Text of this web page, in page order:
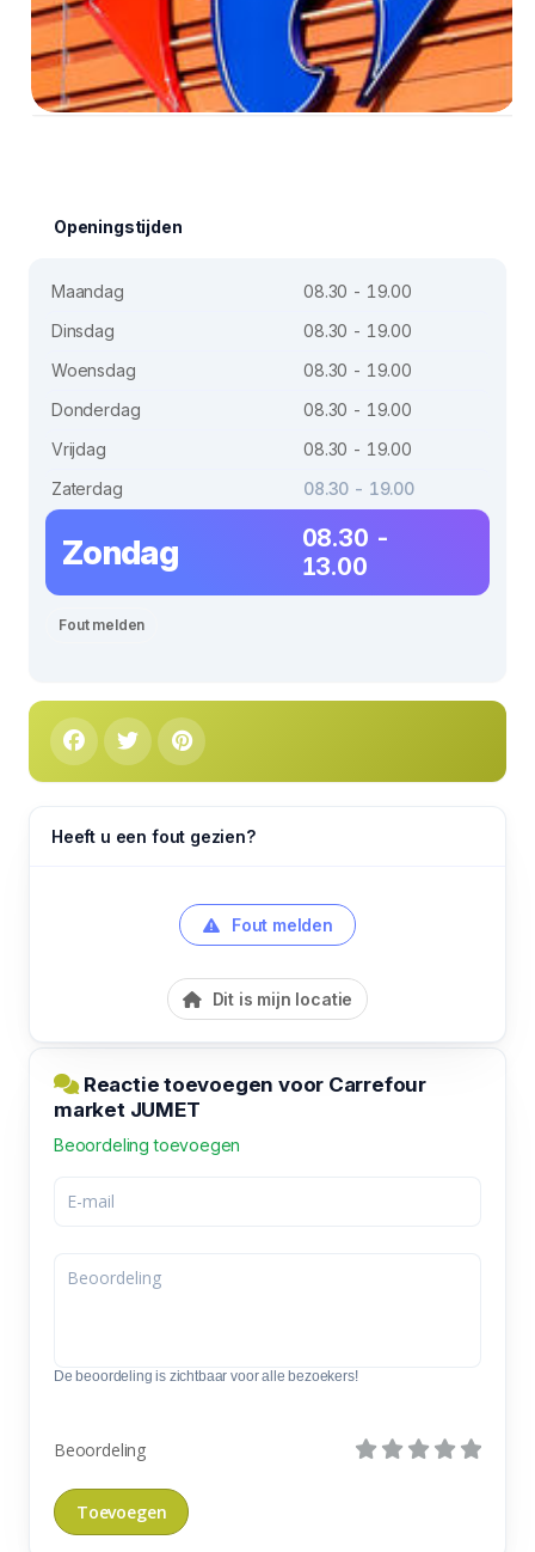
Openingstijden
Maandag
08.30 - 19.00
Dinsdag
08.30 - 19.00
Woensdag
08.30 - 19.00
Donderdag
08.30 - 19.00
Vrijdag
08.30 - 19.00
Zaterdag
08.30 - 19.00
Zondag
08.30 -
13.00
Fout melden
Heeft u een fout gezien?
Fout melden
Dit is mijn locatie
Reactie toevoegen voor Carrefour
market JUMET
Beoordeling toevoegen
De beoordeling is zichtbaar voor alle bezoekers!
Beoordeling